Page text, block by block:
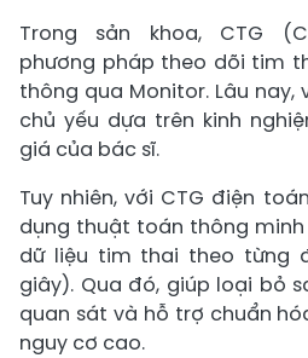
Trong sản khoa, CTG
phương pháp theo dõi tim
thông qua Monitor. Lâu
chủ yếu dựa trên kinh
giá của bác sĩ.
Tuy nhiên, với CTG điện
dụng thuật toán thông
dữ liệu tim thai theo từng
giây). Qua đó, giúp loại bỏ
quan sát và hỗ trợ chuẩn
nguy cơ cao.